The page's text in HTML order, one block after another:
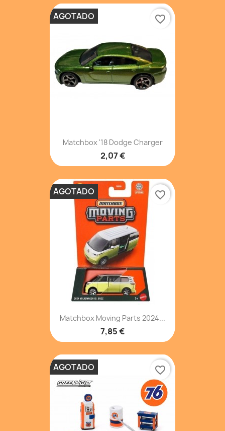
Matchbox '18 Dodge Charger
2,07 €
AGOTADO favorite_border
Matchbox Moving Parts 2024...
7,85 €
AGOTADO favorite_border
AGOTADO favorite_border